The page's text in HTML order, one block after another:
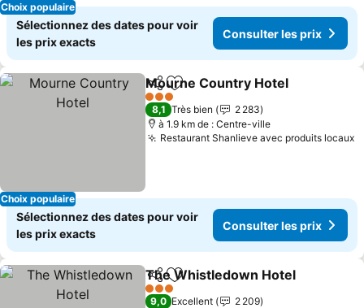
Choix populaire
Sélectionnez des dates pour voir
les prix exacts
Consulter les prix
Choix populaire
PartagerAjouter à mes favoris
Mourne Country Hotel
3 Étoiles
8,1 Très bien
2 283
à 1.9 km de : Centre-ville
Restaurant Shanlieve avec produits locaux
Sélectionnez des dates pour voir
les prix exacts
Consulter les prix
PartagerAjouter à mes favoris
The Whistledown Hotel
3 Étoiles
9,0 Excellent
2 209